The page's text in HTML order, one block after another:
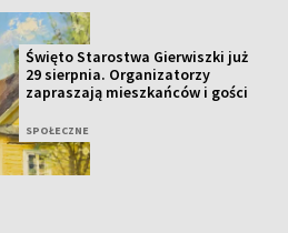
Święto Starostwa Gierwiszki już
29 sierpnia. Organizatorzy
zapraszają mieszkańców i gości
SPOŁECZNE